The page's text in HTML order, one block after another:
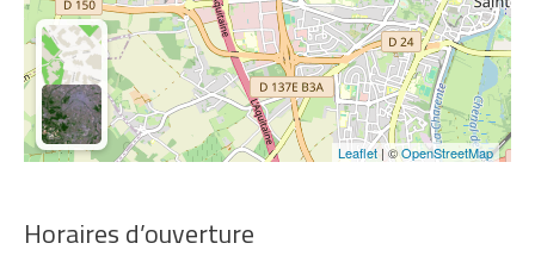
Leaflet | ©OpenStreetMap
Horaires d’ouverture